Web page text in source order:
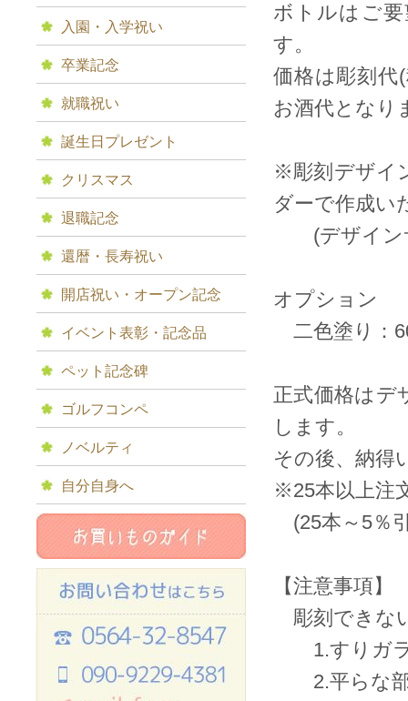
ボトルはご
す。
価格は彫刻代
お酒代となり
※彫刻デザイ
ダーで作成い
(デザイン
オプション
二色塗り：
正式価格はデ
します。
その後、納得
※25本以上注
(25本～5％
【注意事項】
彫刻できな
1.すりガラ
2.平らな部
入園・入学祝い
卒業記念
就職祝い
誕生日プレゼント
クリスマス
退職記念
還暦・長寿祝い
開店祝い・オープン記念
イベント表彰・記念品
ペット記念碑
ゴルフコンペ
ノベルティ
自分自身へ